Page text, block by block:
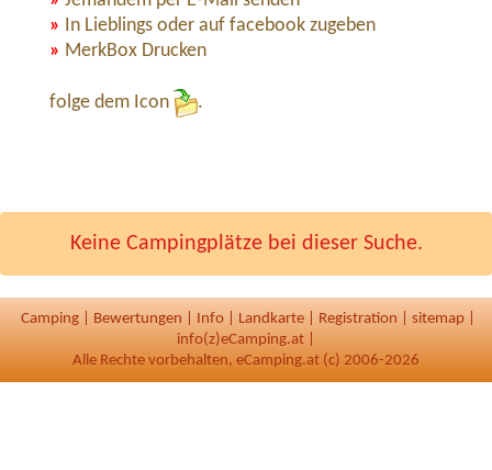
» In Lieblings oder auf facebook zugeben
» MerkBox Drucken
folge dem Icon .
Keine Campingplätze bei dieser Suche.
Camping Bewertungen Info Landkarte Registration sitemap
info(z)eCamping.at |
Alle Rechte vorbehalten, eCamping.at (c) 2006-2026